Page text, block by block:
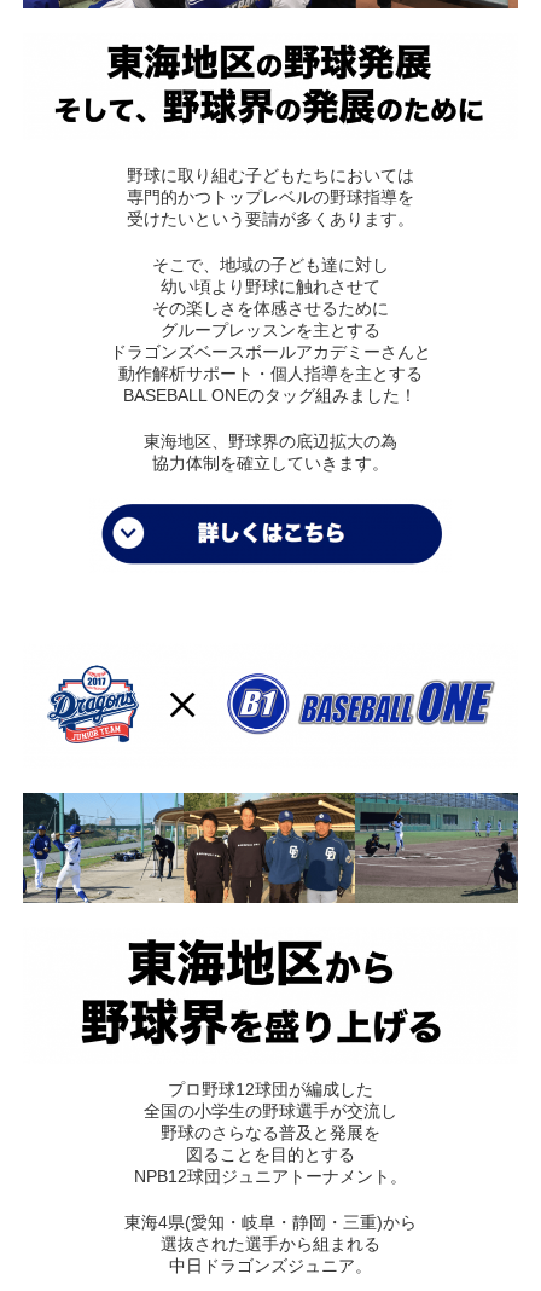
野球に取り組む子どもたちにおいては
専門的かつトップレベルの野球指導を
受けたいという要請が多くあります。
そこで、地域の子ども達に対し
幼い頃より野球に触れさせて
その楽しさを体感させるために
グループレッスンを主とする
ドラゴンズベースボールアカデミーさんと
動作解析サポート・個人指導を主とする
BASEBALL ONEのタッグ組みました！
東海地区、野球界の底辺拡大の為
協力体制を確立していきます。
プロ野球12球団が編成した
全国の小学生の野球選手が交流し
野球のさらなる普及と発展を
図ることを目的とする
NPB12球団ジュニアトーナメント。
東海4県(愛知・岐阜・静岡・三重)から
選抜された選手から組まれる
中日ドラゴンズジュニア。